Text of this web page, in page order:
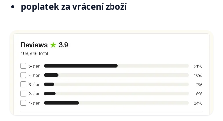
poplatek za vrácení zboží